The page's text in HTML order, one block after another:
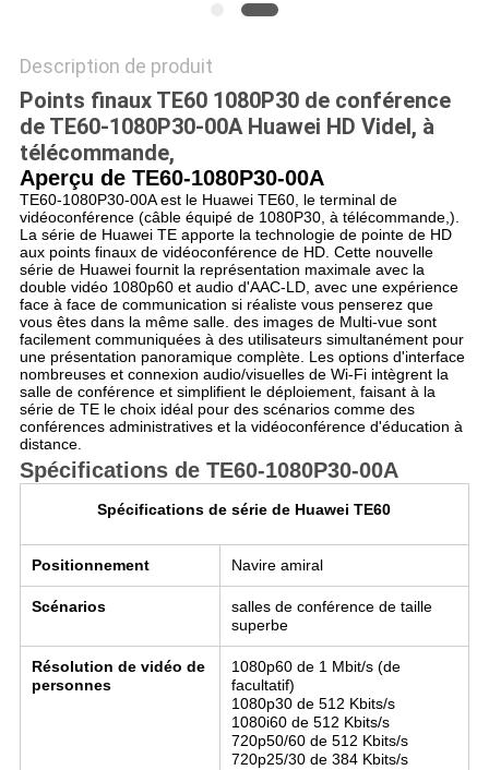
CONFIDENTIALITÉ
Description de produit
Points finaux TE60 1080P30 de conférence
de TE60-1080P30-00A Huawei HD Videl, à
télécommande,
Aperçu de TE60-1080P30-00A
TE60-1080P30-00A est le Huawei TE60, le terminal de
vidéoconférence (câble équipé de 1080P30, à télécommande,).
La série de Huawei TE apporte la technologie de pointe de HD
aux points finaux de vidéoconférence de HD. Cette nouvelle
série de Huawei fournit la représentation maximale avec la
double vidéo 1080p60 et audio d'AAC-LD, avec une expérience
face à face de communication si réaliste vous penserez que
vous êtes dans la même salle. des images de Multi-vue sont
facilement communiquées à des utilisateurs simultanément pour
une présentation panoramique complète. Les options d'interface
nombreuses et connexion audio/visuelles de Wi-Fi intègrent la
salle de conférence et simplifient le déploiement, faisant à la
série de TE le choix idéal pour des scénarios comme des
conférences administratives et la vidéoconférence d'éducation à
distance.
Spécifications de TE60-1080P30-00A
Spécifications de série de Huawei TE60
Positionnement Navire amiral
Scénarios
salles de conférence de taille
superbe
Résolution de vidéo de
personnes
1080p60 de 1 Mbit/s (de
facultatif)
1080p30 de 512 Kbits/s
1080i60 de 512 Kbits/s
720p50/60 de 512 Kbits/s
720p25/30 de 384 Kbits/s